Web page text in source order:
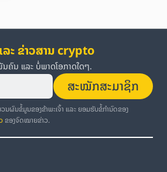
ະ ຂ່າວສານ crypto
ນ ແລະ ບໍ່ພາດໂອກາດໃດໆ.
ສະໝັກສະມາຊິກ
ວນຜົນຂໍ້ມູນຂອງຂ້າພະເຈົ້າ ແລະ ຍອມຮັບຂໍ້ກຳນົດຂອງ
ຂອງຈົດໝາຍຂ່າວ.